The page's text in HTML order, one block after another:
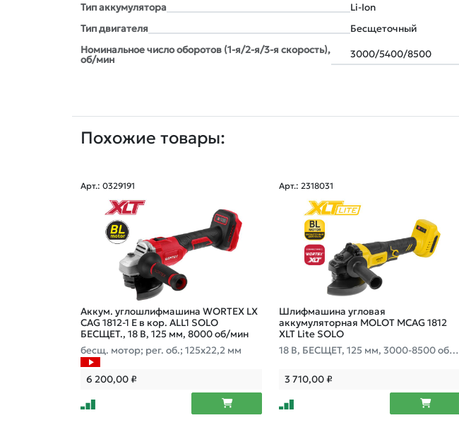
Тип аккумулятора
Li-Ion
Тип двигателя
Бесщеточный
Номинальное число оборотов (1-я/2-я/3-я скорость),
об/мин
3000/5400/8500
Похожие товары:
Арт.: 0329191
Аккум. углошлифмашина WORTEX LX
CAG 1812-1 E в кор. ALL1 SOLO
БЕСЩЕТ., 18 В, 125 мм, 8000 об/мин
бесщ. мотор; рег. об.; 125х22,2 мм
6 200,00₽
Арт.: 2318031
Шлифмашина угловая
аккумуляторная MOLOT MCAG 1812
XLT Lite SOLO
18 В, БЕСЩЕТ, 125 мм, 3000-8500 об/м
3 710,00₽